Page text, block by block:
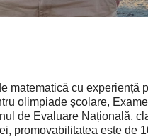
matematică cu experiență
olimpiade școlare,
de Evaluare Națională,
promovabilitatea este de